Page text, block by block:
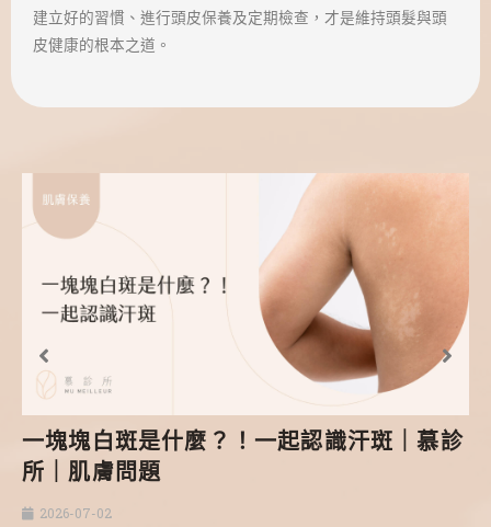
建立好的習慣、進行頭皮保養及定期檢查，才是維持頭髮與頭
皮健康的根本之道。
一塊塊白斑是什麼？！一起認識汗斑｜慕診
所｜肌膚問題
2026-07-02